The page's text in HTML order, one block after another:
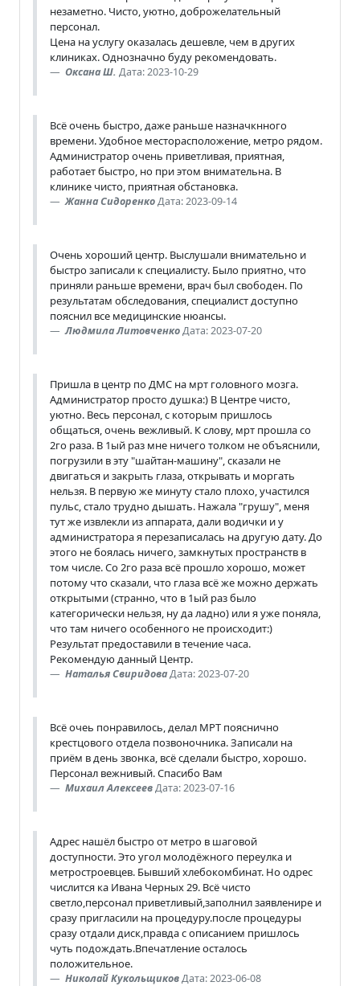
незаметно. Чисто, уютно, доброжелательный
персонал.
Цена на услугу оказалась дешевле, чем в других
клиниках. Однозначно буду рекомендовать.
Оксана Ш. Дата: 2023-10-29
Всё очень быстро, даже раньше назначкнного
времени. Удобное месторасположение, метро рядом.
Администратор очень приветливая, приятная,
работает быстро, но при этом внимательна. В
клинике чисто, приятная обстановка.
Жанна СидоренкоДата: 2023-09-14
Очень хороший центр. Выслушали внимательно и
быстро записали к специалисту. Было приятно, что
приняли раньше времени, врач был свободен. По
результатам обследования, специалист доступно
пояснил все медицинские нюансы.
Людмила ЛитовченкоДата: 2023-07-20
Пришла в центр по ДМС на мрт головного мозга.
Администратор просто душка:) В Центре чисто,
уютно. Весь персонал, с которым пришлось
общаться, очень вежливый. К слову, мрт прошла со
2го раза. В 1ый раз мне ничего толком не объяснили,
погрузили в эту "шайтан-машину", сказали не
двигаться и закрыть глаза, открывать и моргать
нельзя. В первую же минуту стало плохо, участился
пульс, стало трудно дышать. Нажала "грушу", меня
тут же извлекли из аппарата, дали водички и у
администратора я перезаписалась на другую дату. До
этого не боялась ничего, замкнутых пространств в
том числе. Со 2го раза всё прошло хорошо, может
потому что сказали, что глаза всё же можно держать
открытыми (странно, что в 1ый раз было
категорически нельзя, ну да ладно) или я уже поняла,
что там ничего особенного не происходит:)
Результат предоставили в течение часа.
Рекомендую данный Центр.
Наталья СвиридоваДата: 2023-07-20
Всё очеь понравилось, делал МРТ пояснично
крестцового отдела позвоночника. Записали на
приëм в день звонка, всё сделали быстро, хорошо.
Персонал вежнивый. Спасибо Вам
Михаил АлексеевДата: 2023-07-16
Адрес нашёл быстро от метро в шаговой
доступности. Это угол молодёжного переулка и
метростроевцев. Бывший хлебокомбинат. Но одрес
числится ка Ивана Черных 29. Всё чисто
светло,персонал приветливый,заполнил заявленире и
сразу пригласили на процедуру.после процедуры
сразу отдали диск,правда с описанием пришлось
чуть подождать.Впечатление осталось
положительное.
Николай КукольщиковДата: 2023-06-08